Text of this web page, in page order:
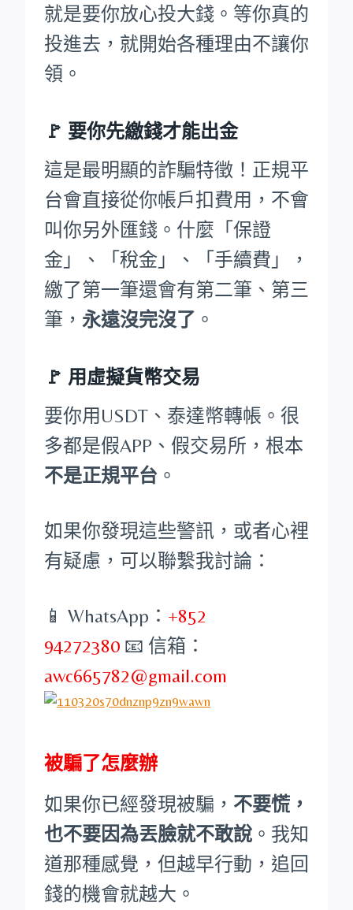
就是要你放心投大錢。等你真的
投進去，就開始各種理由不讓你
領。
🚩 要你先繳錢才能出金
這是最明顯的詐騙特徵！正規平
台會直接從你帳戶扣費用，不會
叫你另外匯錢。什麼「保證
金」、「稅金」、「手續費」，
繳了第一筆還會有第二筆、第三
筆， 永遠沒完沒了 。
🚩 用虛擬貨幣交易
要你用USDT、泰達幣轉帳。很
多都是假APP、假交易所，根本
不是正規平台 。
如果你發現這些警訊，或者心裡
有疑慮，可以聯繫我討論：
📱 WhatsApp： +852
94272380 📧 信箱：
awc665782@gmail.com
被騙了怎麼辦
如果你已經發現被騙， 不要慌，
也不要因為丟臉就不敢說 。我知
道那種感覺，但越早行動，追回
錢的機會就越大。